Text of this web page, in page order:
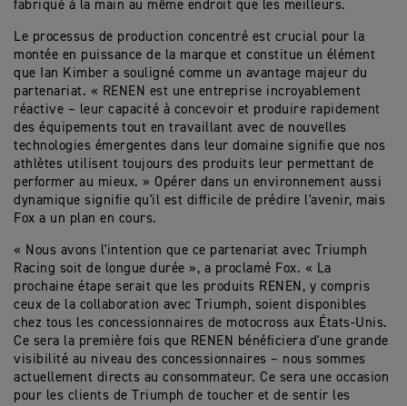
fabriqué à la main au même endroit que les meilleurs.
Le processus de production concentré est crucial pour la
montée en puissance de la marque et constitue un élément
que Ian Kimber a souligné comme un avantage majeur du
partenariat. « RENEN est une entreprise incroyablement
réactive – leur capacité à concevoir et produire rapidement
des équipements tout en travaillant avec de nouvelles
technologies émergentes dans leur domaine signifie que nos
athlètes utilisent toujours des produits leur permettant de
performer au mieux. » Opérer dans un environnement aussi
dynamique signifie qu'il est difficile de prédire l'avenir, mais
Fox a un plan en cours.
« Nous avons l'intention que ce partenariat avec Triumph
Racing soit de longue durée », a proclamé Fox. « La
prochaine étape serait que les produits RENEN, y compris
ceux de la collaboration avec Triumph, soient disponibles
chez tous les concessionnaires de motocross aux États-Unis.
Ce sera la première fois que RENEN bénéficiera d'une grande
visibilité au niveau des concessionnaires – nous sommes
actuellement directs au consommateur. Ce sera une occasion
pour les clients de Triumph de toucher et de sentir les